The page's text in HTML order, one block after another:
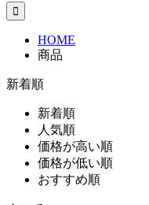

HOME
商品
新着順
新着順
人気順
価格が高い順
価格が低い順
おすすめ順